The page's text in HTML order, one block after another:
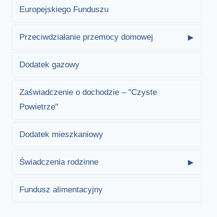
Europejskiego Funduszu
Przeciwdziałanie przemocy domowej
Dodatek gazowy
Zaświadczenie o dochodzie – "Czyste
Powietrze"
Dodatek mieszkaniowy
Świadczenia rodzinne
Fundusz alimentacyjny